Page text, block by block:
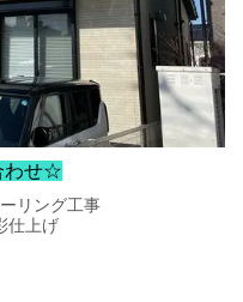
わせ☆
リング工事
仕上げ